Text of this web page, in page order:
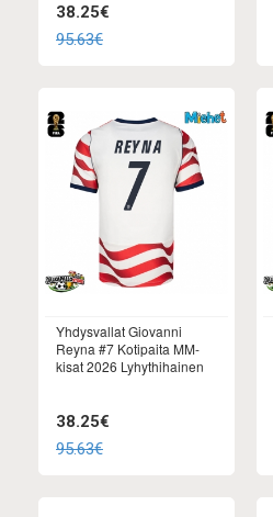
38.25€
95.63€
Yhdysvallat Giovanni
Reyna #7 Kotipaita MM-
kisat 2026 Lyhythihainen
38.25€
95.63€